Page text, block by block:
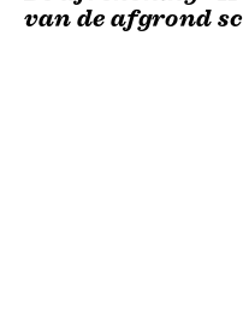
van de afgrond